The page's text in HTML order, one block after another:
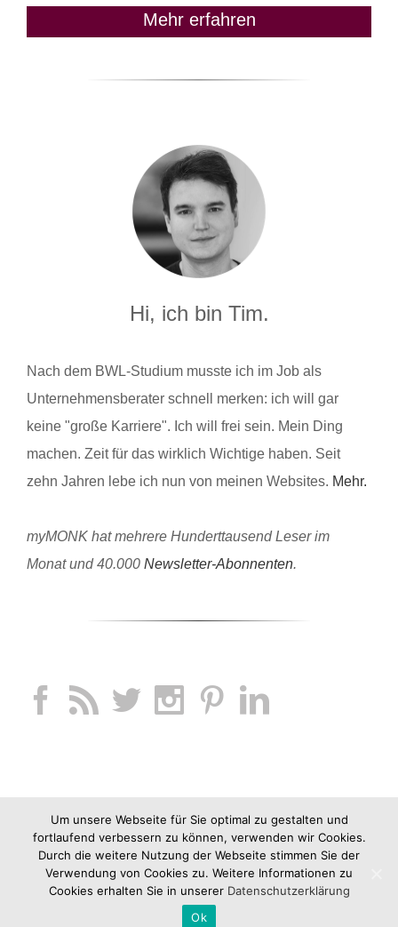
Mehr erfahren
Hi, ich bin Tim.
Nach dem BWL-Studium musste ich im Job als
Unternehmensberater schnell merken: ich will gar
keine "große Karriere". Ich will frei sein. Mein Ding
machen. Zeit für das wirklich Wichtige haben. Seit
zehn Jahren lebe ich nun von meinen Websites. Mehr.
myMONK hat mehrere Hunderttausend Leser im
Monat und 40.000 Newsletter-Abonnenten.
Copyright 2012-2019 jucknix GmbH |
Um unsere Webseite für Sie optimal zu gestalten und
fortlaufend verbessern zu können, verwenden wir Cookies.
Durch die weitere Nutzung der Webseite stimmen Sie der
Verwendung von Cookies zu. Weitere Informationen zu
Cookies erhalten Sie in unserer Datenschutzerklärung
Ok